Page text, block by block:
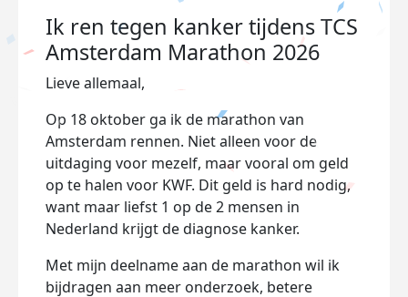
Ik ren tegen kanker tijdens TCS
Amsterdam Marathon 2026
Lieve allemaal,
Op 18 oktober ga ik de marathon van
Amsterdam rennen. Niet alleen voor de
uitdaging voor mezelf, maar vooral om geld
op te halen voor KWF. Dit geld is hard nodig,
want maar liefst 1 op de 2 mensen in
Nederland krijgt de diagnose kanker.
Met mijn deelname aan de marathon wil ik
bijdragen aan meer onderzoek, betere